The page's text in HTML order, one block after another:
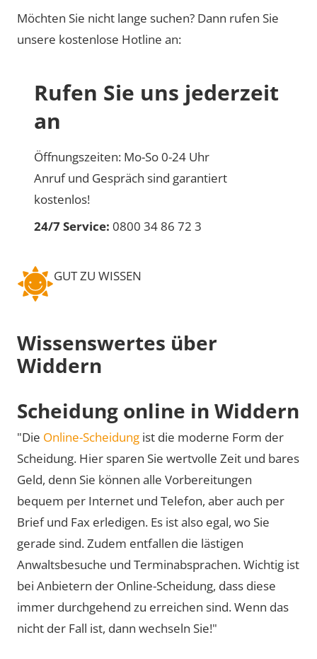
Möchten Sie nicht lange suchen? Dann rufen Sie
unsere kostenlose Hotline an:
Rufen Sie uns jederzeit
an
Öffnungszeiten: Mo-So 0-24 Uhr
Anruf und Gespräch sind garantiert
kostenlos!
24/7 Service: 0800 34 86 72 3
GUT ZU WISSEN
Wissenswertes über
Widdern
Scheidung online in Widdern
"Die Online-Scheidung ist die moderne Form der
Scheidung. Hier sparen Sie wertvolle Zeit und bares
Geld, denn Sie können alle Vorbereitungen
bequem per Internet und Telefon, aber auch per
Brief und Fax erledigen. Es ist also egal, wo Sie
gerade sind. Zudem entfallen die lästigen
Anwaltsbesuche und Terminabsprachen. Wichtig ist
bei Anbietern der Online-Scheidung, dass diese
immer durchgehend zu erreichen sind. Wenn das
nicht der Fall ist, dann wechseln Sie!"